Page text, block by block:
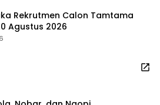
Rekrutmen Calon Tamtama
Agustus 2026